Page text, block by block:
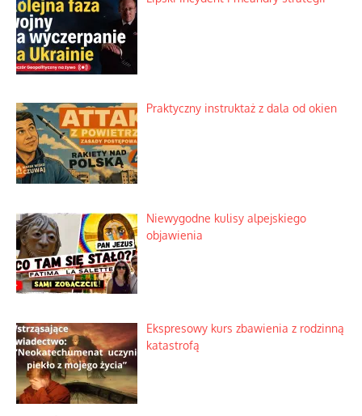
Praktyczny instruktaż z dala od okien
Niewygodne kulisy alpejskiego
objawienia
Ekspresowy kurs zbawienia z rodzinną
katastrofą